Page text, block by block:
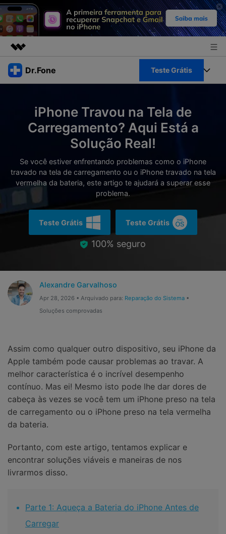
Produtos em destaque
Visão geral
Soluções
Sobre nós
Loja
Dr.Fone Teste Grátis
Veja Toolkit Completo >
Productos
Para Celular
Ver Todos Os Aplicativos
Ações rápidas
Centro de Ajuda
Recursos
Transferir Dados
Proteção do celular
Encontre Mais Soluções
Entrar
iPhone Travou na Tela de
Carregamento? Aqui Está a
Solução Real!
Se você estiver enfrentando problemas como o iPhone
travado na tela de carregamento ou o iPhone travado na tela
vermelha da bateria, este artigo te ajudará a superar esse
problema.
Teste Grátis Teste Grátis
100% seguro
Alexandre Garvalhoso
Apr 28, 2026 • Arquivado para: Reparação do Sistema•
Soluções comprovadas
Assim como qualquer outro dispositivo, seu iPhone da
Apple também pode causar problemas ao travar. A
melhor característica é o incrível desempenho
contínuo. Mas ei! Mesmo isto pode lhe dar dores de
cabeça às vezes se você tem um iPhone preso na tela
de carregamento ou o iPhone preso na tela vermelha
da bateria.
Portanto, com este artigo, tentamos explicar e
encontrar soluções viáveis e maneiras de nos
livrarmos disso.
Parte 1: Aqueça a Bateria do iPhone Antes de
Carregar